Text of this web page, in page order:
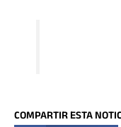
COMPARTIR ESTA